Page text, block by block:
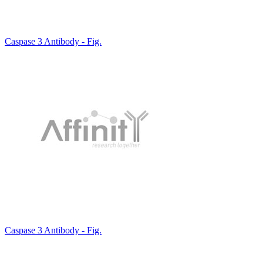
Caspase 3 Antibody - Fig.
Caspase 3 Antibody - Fig.